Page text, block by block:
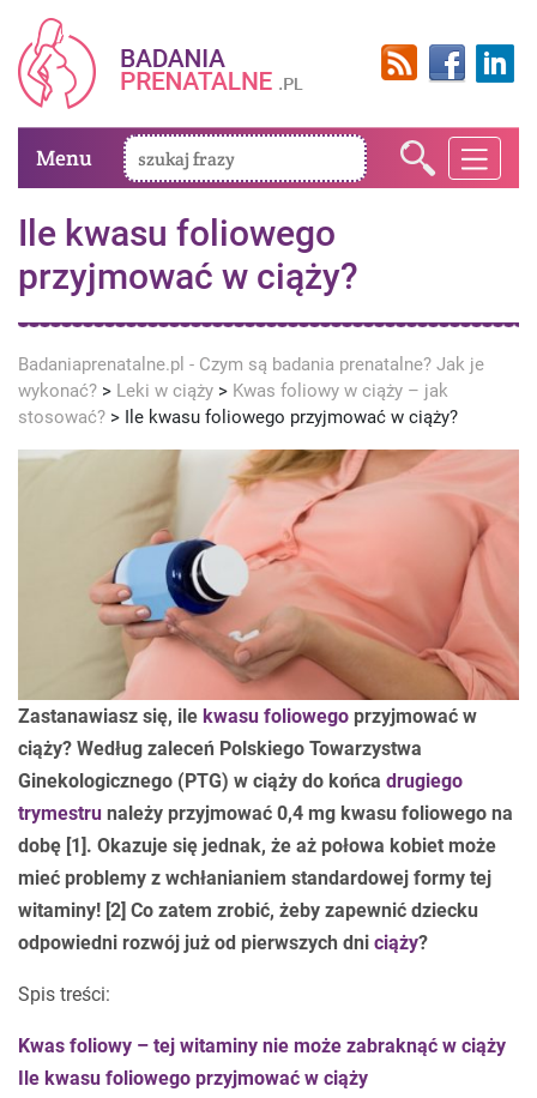
Menu
Ile kwasu foliowego
przyjmować w ciąży?
Badaniaprenatalne.pl - Czym są badania prenatalne? Jak je
wykonać? > Leki w ciąży > Kwas foliowy w ciąży – jak
stosować? > Ile kwasu foliowego przyjmować w ciąży?
Zastanawiasz się, ile kwasu foliowego przyjmować w
ciąży? Według zaleceń Polskiego Towarzystwa
Ginekologicznego (PTG) w ciąży do końca drugiego
trymestru należy przyjmować 0,4 mg kwasu foliowego na
dobę [1]. Okazuje się jednak, że aż połowa kobiet może
mieć problemy z wchłanianiem standardowej formy tej
witaminy! [2] Co zatem zrobić, żeby zapewnić dziecku
odpowiedni rozwój już od pierwszych dni ciąży?
Spis treści:
Kwas foliowy – tej witaminy nie może zabraknąć w ciąży
Ile kwasu foliowego przyjmować w ciąży